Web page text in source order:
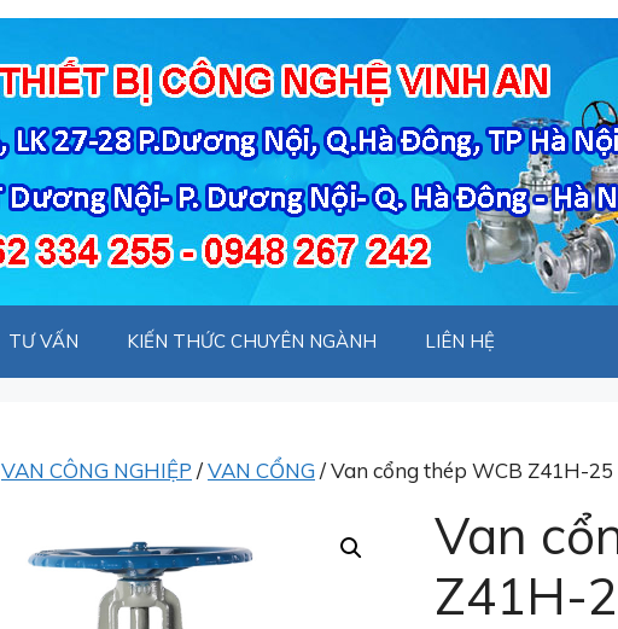
TƯ VẤN KIẾN THỨC CHUYÊN NGÀNH LIÊN HỆ
VAN CÔNG NGHIỆP /VAN CỔNG / Van cổng thép WCB Z41H-25
Van
Z41H-